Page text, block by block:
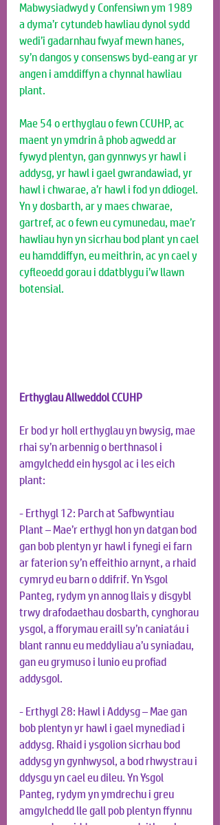
Mabwysiadwyd y Confensiwn ym 1989
a dyma’r cytundeb hawliau dynol sydd
wedi’i gadarnhau fwyaf mewn hanes,
sy’n dangos y consensws byd-eang ar yr
angen i amddiffyn a chynnal hawliau
plant.
Mae 54 o erthyglau o fewn CCUHP, ac
maent yn ymdrin â phob agwedd ar
fywyd plentyn, gan gynnwys yr hawl i
addysg, yr hawl i gael gwrandawiad, yr
hawl i chwarae, a’r hawl i fod yn ddiogel.
Yn y dosbarth, ar y maes chwarae,
gartref, ac o fewn eu cymunedau, mae’r
hawliau hyn yn sicrhau bod plant yn cael
eu hamddiffyn, eu meithrin, ac yn cael y
cyfleoedd gorau i ddatblygu i’w llawn
botensial.
Erthyglau Allweddol CCUHP
Er bod yr holl erthyglau yn bwysig, mae
rhai sy’n arbennig o berthnasol i
amgylchedd ein hysgol ac i les eich
plant:
- Erthygl 12: Parch at Safbwyntiau
Plant – Mae’r erthygl hon yn datgan bod
gan bob plentyn yr hawl i fynegi ei farn
ar faterion sy’n effeithio arnynt, a rhaid
cymryd eu barn o ddifrif. Yn Ysgol
Panteg, rydym yn annog llais y disgybl
trwy drafodaethau dosbarth, cynghorau
ysgol, a fforymau eraill sy’n caniatáu i
blant rannu eu meddyliau a’u syniadau,
gan eu grymuso i lunio eu profiad
addysgol.
- Erthygl 28: Hawl i Addysg – Mae gan
bob plentyn yr hawl i gael mynediad i
addysg. Rhaid i ysgolion sicrhau bod
addysg yn gynhwysol, a bod rhwystrau i
ddysgu yn cael eu dileu. Yn Ysgol
Panteg, rydym yn ymdrechu i greu
amgylchedd lle gall pob plentyn ffynnu